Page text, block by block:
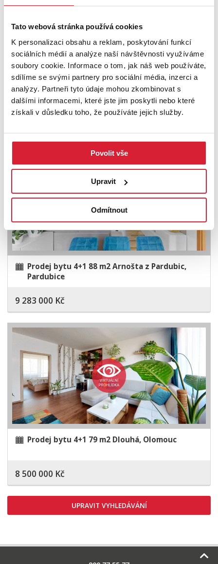
Tato webová stránka používá cookies
K personalizaci obsahu a reklam, poskytování funkcí
sociálních médií a analýze naší návštěvnosti využíváme
soubory cookie. Informace o tom, jak náš web používáte,
sdílíme se svými partnery pro sociální média, inzerci a
analýzy. Partneři tyto údaje mohou zkombinovat s
dalšími informacemi, které jste jim poskytli nebo které
získali v důsledku toho, že používáte jejich služby.
Povolit vše
Upravit
Odmítnout
Prodej bytu 4+1 83 m2 Česká, Most
Prodej bytu 4+1 88 m2 Arnošta z Pardubic,
Pardubice
9 283 000 Kč
Prodej bytu 4+1 79 m2 Dlouhá, Olomouc
8 500 000 Kč
UPRAVIT VYHLEDÁVÁNÍ